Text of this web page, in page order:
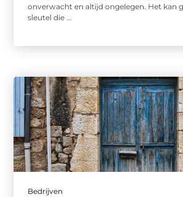
onverwacht en altijd ongelegen. Het kan
sleutel die ...
Bedrijven